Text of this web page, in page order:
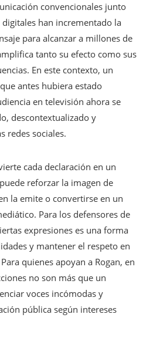
convencionales junto
han incrementado la
para alcanzar a millones de
tanto su efecto como sus
En este contexto, un
antes hubiera estado
en televisión ahora se
descontextualizado y
redes sociales.
cada declaración en un
reforzar la imagen de
la emite o convertirse en un
Para los defensores de
expresiones es una forma
y mantener el respeto en
quienes apoyan a Rogan, en
no son más que un
voces incómodas y
pública según intereses